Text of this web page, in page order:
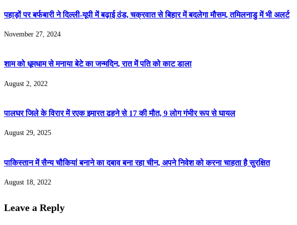
पहाड़ों पर बर्फबारी ने दिल्ली-यूपी में बढ़ाई ठंड, चक्रवात से बिहार में बदलेगा मौसम, तमिलनाडु में भी अलर्ट
November 27, 2024
शाम को धूमधाम से मनाया बेटे का जन्मदिन, रात में पति को काट डाला
August 2, 2022
पालघर जिले के विरार में रएक इमारत ढहने से 17 की मौत, 9 लोग गंभीर रूप से घायल
August 29, 2025
पाकिस्तान में सैन्य चौकियां बनाने का दबाव बना रहा चीन, अपने निवेश को करना चाहता है सुरक्षित
August 18, 2022
Leave a Reply